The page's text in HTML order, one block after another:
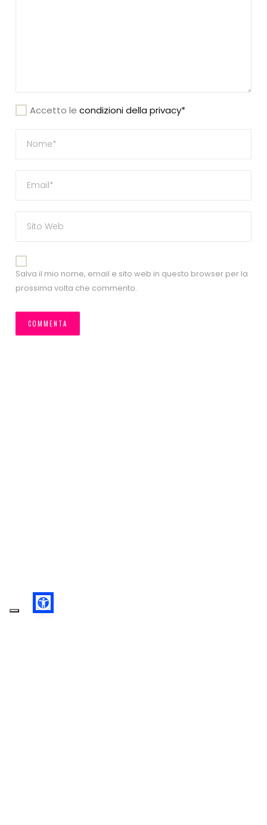
Accetto lecondizioni della privacy*
Salva il mio nome, email e sito web in questo browser per la
prossima volta che commento.